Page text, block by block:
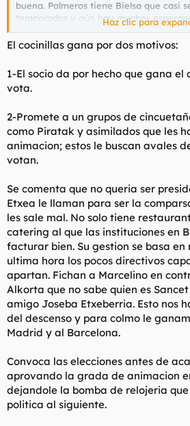
buena. Palmeros tiene Bielsa que casi
temporadas y aún hay muchos
segunda venida de Cristo mientras se
sobres sus declaraciones en rueda de
Selección de Uruguay. Valverde tiene
como se está demostrando esta
saliendo a vocear después de tener
de La Gabarra 40 años después.
Si tu rollo es el de resumir la carrera
partidos en la historia del Athletic, el
Europa tiene, el que más títulos desde
que ha clasificado a Champions al
rendimiento en los últimos 7-8 meses
fútbol, hamijo. Pero bueno, también te
la afición del Athletic y por eso, entre
imposible que se dé un Ferguson:
poco chungo el asunto el que es
vilipendiado como dijo Caparrós; de
En la inmensa mayoría de
finales son una mierda. Es como
que te han sobrado los últimos meses
nivel deportivo creo que la etapa de
que buena y si la segunda temporada
estaba como un tiro.
Luego está el desastre económico que
contratos absurdamente altos no sólo a
entrenador como demuestra el contrato
Haz clic para
El cocinillas gana por dos motivos:
1-El socio da por hecho que gana
vota.
2-Promete a un grupos de
como Piratak y asimilados que les
animacion; estos le buscan avales
votan.
Se comenta que no queria ser
Etxea le llaman para ser la
les sale mal. No solo tiene
catering al que las instituciones en
facturar bien. Su gestion se basa en
ultima hora los pocos directivos
apartan. Fichan a Marcelino en
Alkorta que no sabe quien es
amigo Joseba Etxeberria. Esto nos
del descenso y para colmo le
Madrid y al Barcelona.
Convoca las elecciones antes de
aprovando la grada de animacion
dejandole la bomba de relojeria
politica al siguiente.